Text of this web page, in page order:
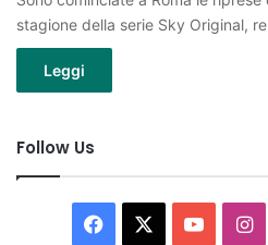
stagione della serie Sky Original,
Leggi
Follow Us
Facebook You